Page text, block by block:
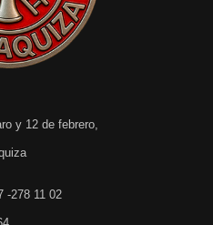
y 12 de febrero,
-278 11 02